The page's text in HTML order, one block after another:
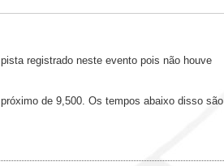
registrado neste evento pois não houve
de 9,500. Os tempos abaixo disso são